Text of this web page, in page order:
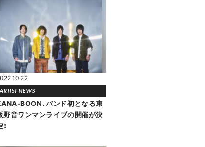
ARTIST NEWS
BOON、バンド初となる東
野音ワンマンライブの開催が決